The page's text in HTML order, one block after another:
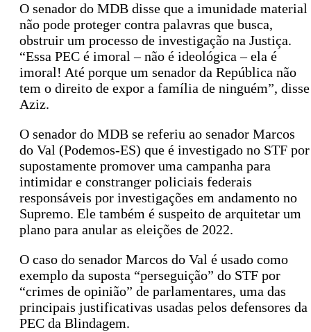
O senador do MDB disse que a imunidade material
não pode proteger contra palavras que busca,
obstruir um processo de investigação na Justiça.
“Essa PEC é imoral – não é ideológica – ela é
imoral! Até porque um senador da República não
tem o direito de expor a família de ninguém”, disse
Aziz.
O senador do MDB se referiu ao senador Marcos
do Val (Podemos-ES) que é investigado no STF por
supostamente promover uma campanha para
intimidar e constranger policiais federais
responsáveis por investigações em andamento no
Supremo. Ele também é suspeito de arquitetar um
plano para anular as eleições de 2022.
O caso do senador Marcos do Val é usado como
exemplo da suposta “perseguição” do STF por
“crimes de opinião” de parlamentares, uma das
principais justificativas usadas pelos defensores da
PEC da Blindagem.